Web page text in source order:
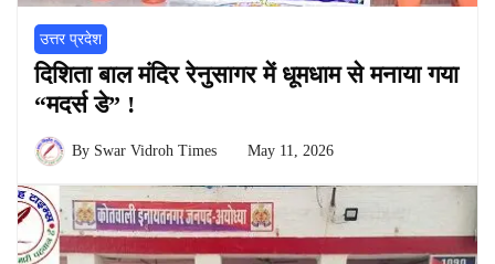
उत्तर प्रदेश
दिशिता बाल मंदिर रेनुसागर में धूमधाम से मनाया गया
“मदर्स डे” !
By Swar Vidroh Times May 11, 2026